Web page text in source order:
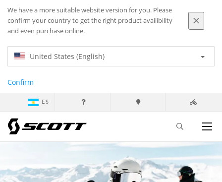
We have a more suitable website version for you. Please
confirm your country to get the right product availibility
and even purchase online.
United States (English)
Confirm
ES